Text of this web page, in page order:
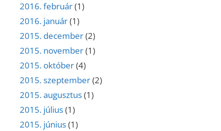
2016. február(1)
2016. január(1)
2015. december(2)
2015. november(1)
2015. október(4)
2015. szeptember(2)
2015. augusztus(1)
2015. július(1)
2015. június(1)